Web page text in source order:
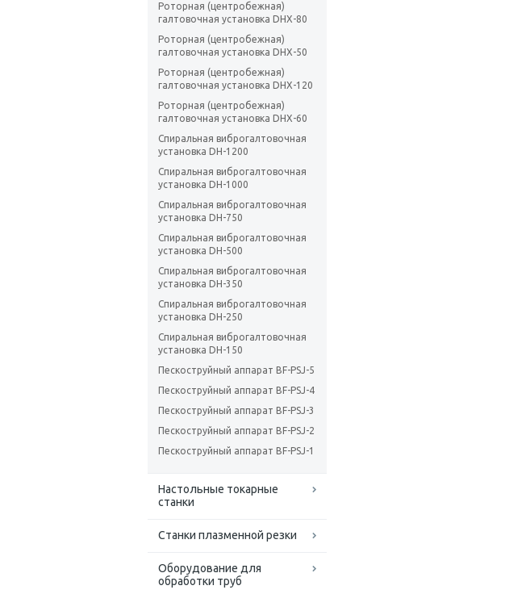
Роторная (центробежная)
галтовочная установка DHX-80
Роторная (центробежная)
галтовочная установка DHX-50
Роторная (центробежная)
галтовочная установка DHX-120
Роторная (центробежная)
галтовочная установка DHX-60
Спиральная виброгалтовочная
установка DH-1200
Спиральная виброгалтовочная
установка DH-1000
Спиральная виброгалтовочная
установка DH-750
Спиральная виброгалтовочная
установка DH-500
Спиральная виброгалтовочная
установка DH-350
Спиральная виброгалтовочная
установка DH-250
Спиральная виброгалтовочная
установка DH-150
Пескоструйный аппарат BF-PSJ-5
Пескоструйный аппарат BF-PSJ-4
Пескоструйный аппарат BF-PSJ-3
Пескоструйный аппарат BF-PSJ-2
Пескоструйный аппарат BF-PSJ-1
Настольные токарные
станки
Станки плазменной резки
Оборудование для
обработки труб